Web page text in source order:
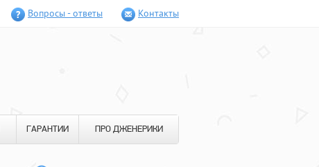
Вопросы - ответы Контакты
ГАРАНТИИ ПРО ДЖЕНЕРИКИ